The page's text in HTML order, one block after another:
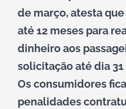
de março, atesta
até 12 meses para
dinheiro aos
solicitação até dia
Os consumidores
penalidades